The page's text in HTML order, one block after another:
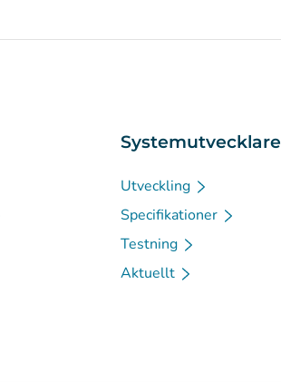
Systemutvecklare
Utveckling
Specifikationer
Testning
Aktuellt